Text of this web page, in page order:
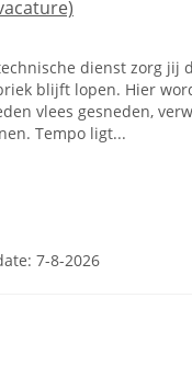
dienst zorg jij
blijft lopen. Hier
vlees gesneden,
Tempo ligt...
7-8-2026